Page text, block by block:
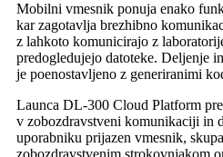
Mobilni vmesnik ponuja enako
kar zagotavlja brezhibno
z lahkoto komunicirajo z
predogledujejo datoteke. Deljenje
je poenostavljeno z generiranimi
Launca DL-300 Cloud Platform
v zobozdravstveni komunikaciji in
uporabniku prijazen vmesnik,
zobozdravstvenim strokovnjakom